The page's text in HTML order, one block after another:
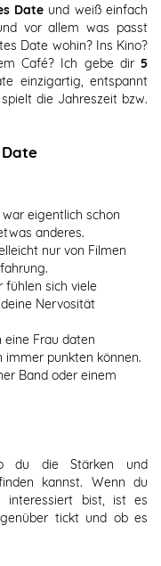
Date und weiß einfach
vor allem was passt
Date wohin? Ins Kino?
Café? Ich gebe dir 5
einzigartig, entspannt
die Jahreszeit bzw.
eigentlich schon
anderes.
nur von Filmen
fühlen sich viele
Nervosität
eine Frau daten
punkten können.
Band oder einem
du die Stärken und
kannst. Wenn du
interessiert bist, ist es
tickt und ob es